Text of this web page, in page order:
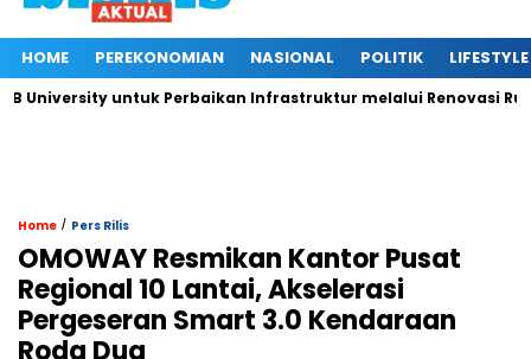
HOME PEREKONOMIAN NASIONAL POLITIK LIFESTYLE
untuk Perbaikan Infrastruktur melalui Renovasi Ruang
Home / Pers Rilis
OMOWAY Resmikan Kantor Pusat
Regional 10 Lantai, Akselerasi
Pergeseran Smart 3.0 Kendaraan